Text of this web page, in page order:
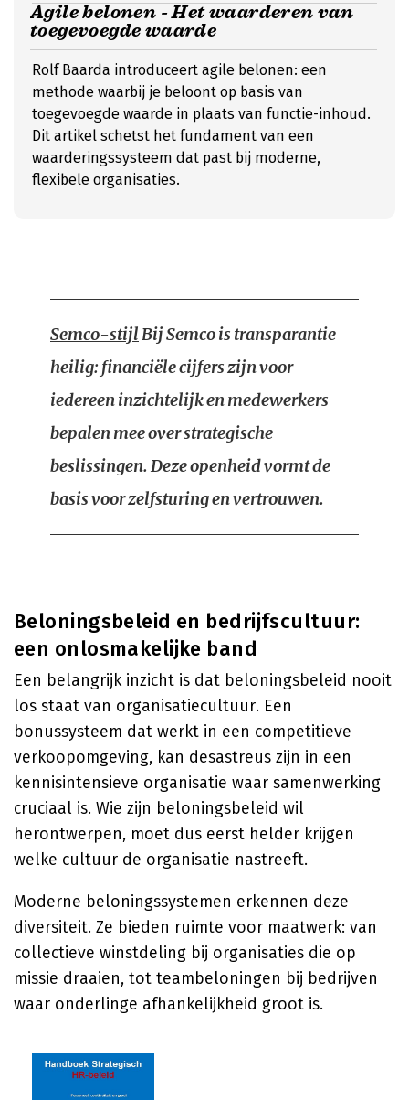
Agile belonen - Het waarderen van
toegevoegde waarde
Rolf Baarda introduceert agile belonen: een
methode waarbij je beloont op basis van
toegevoegde waarde in plaats van functie-inhoud.
Dit artikel schetst het fundament van een
waarderingssysteem dat past bij moderne,
flexibele organisaties.
Semco-stijlBij Semco is transparantie
heilig: financiële cijfers zijn voor
iedereen inzichtelijk en medewerkers
bepalen mee over strategische
beslissingen. Deze openheid vormt de
basis voor zelfsturing en vertrouwen.
Beloningsbeleid en bedrijfscultuur:
een onlosmakelijke band
Een belangrijk inzicht is dat beloningsbeleid nooit
los staat van organisatiecultuur. Een
bonussysteem dat werkt in een competitieve
verkoopomgeving, kan desastreus zijn in een
kennisintensieve organisatie waar samenwerking
cruciaal is. Wie zijn beloningsbeleid wil
herontwerpen, moet dus eerst helder krijgen
welke cultuur de organisatie nastreeft.
Moderne beloningssystemen erkennen deze
diversiteit. Ze bieden ruimte voor maatwerk: van
collectieve winstdeling bij organisaties die op
missie draaien, tot teambeloningen bij bedrijven
waar onderlinge afhankelijkheid groot is.